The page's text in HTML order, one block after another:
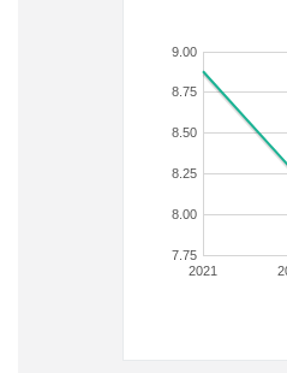
2021
7.75
8.00
8.25
8.50
8.75
9.00